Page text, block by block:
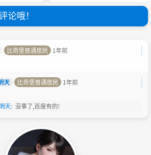
论哦！
比奇堡普通居民
1年前
天 比奇堡普通居民
1年前
天: 没事了,百度有的!